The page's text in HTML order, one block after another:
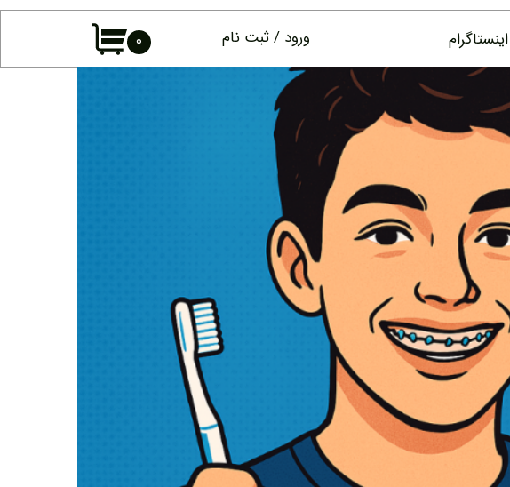
۰ ورود / ثبت نام
حساب کاربری
من
تغییر گذر واژه
سفارشات
خروج از حساب
کاربری
اینستاگرام